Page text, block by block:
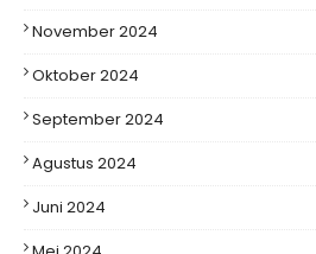
November 2024
Oktober 2024
September 2024
Agustus 2024
Juni 2024